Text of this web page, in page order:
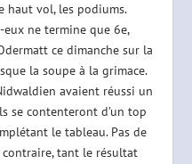
haut vol, les podiums.
ne termine que 6e,
ce dimanche sur la
la soupe à la grimace.
avaient réussi un
se contenteront d’un top
le tableau. Pas de
tant le résultat